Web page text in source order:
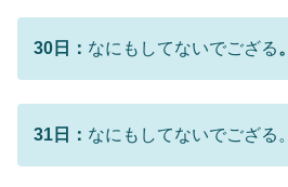
30日： なにもしてないでござる。
31日： なにもしてないでござる。